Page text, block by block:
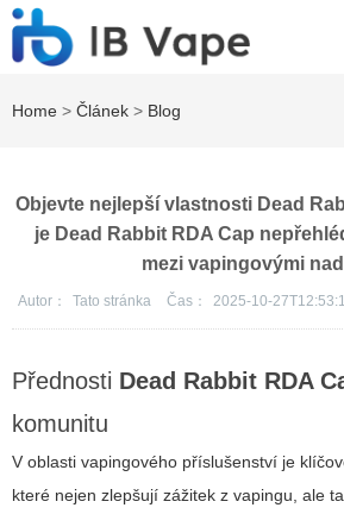
Home > Článek > Blog
Objevte nejlepší vlastnosti Dead
je Dead Rabbit RDA Cap
mezi vapingovými
Autor： Tato stránka Čas： 2025-10-
Přednosti Dead Rabbit RDA
komunitu
V oblasti vapingového příslušenství je
které nejen zlepšují zážitek z vapingu, ale